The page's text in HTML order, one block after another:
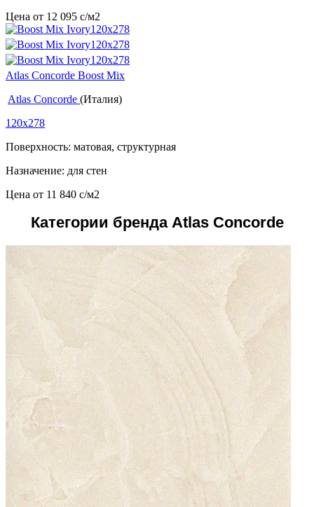
Цена от 12 095 c/м2
Atlas Concorde Boost Mix
Atlas Concorde (Италия)
120x278
Поверхность: матовая, структурная
Назначение: для стен
Цена от 11 840 c/м2
Категории бренда Atlas Concorde